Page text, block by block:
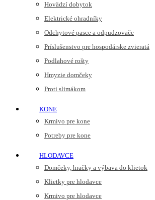
Hovädzí dobytok
Elektrické ohradníky
Odchytové pasce a odpudzovače
Príslušenstvo pre hospodárske zvieratá
Podlahové rošty
Hmyzie domčeky
Proti slimákom
KONE
Krmivo pre kone
Potreby pre kone
HLODAVCE
Domčeky, hračky a výbava do klietok
Klietky pre hlodavce
Krmivo pre hlodavce